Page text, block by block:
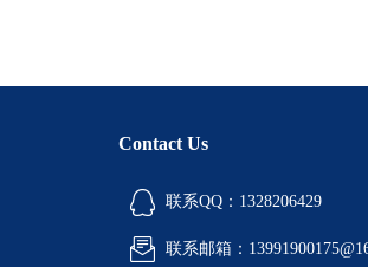
Contact Us
联系QQ：1328206429
联系邮箱：